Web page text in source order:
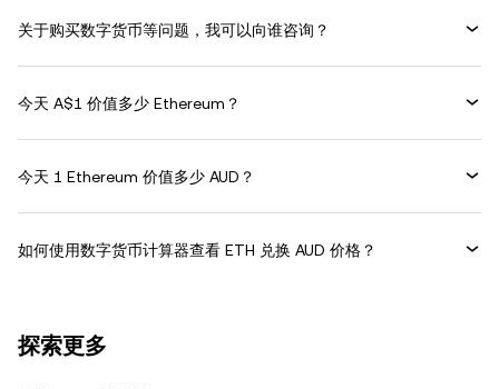
关于购买数字货币等问题，我可以向谁咨询？
今天 A$1 价值多少 Ethereum？
今天 1 Ethereum 价值多少 AUD？
如何使用数字货币计算器查看 ETH 兑换 AUD 价格？
探索更多